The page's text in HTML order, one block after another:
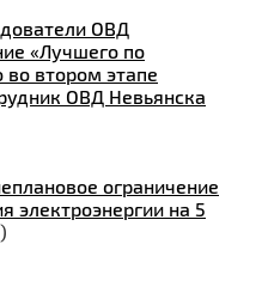
ОВД
«Лучшего по
во втором этапе
ОВД Невьянска
ограничение
электроэнергии на 5